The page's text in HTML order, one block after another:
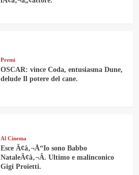
Premi
OSCAR: vince Coda, entusiasma Dune,
delude Il potere del cane.
Al Cinema
Esce Ã¢â‚¬Å“Io sono Babbo
NataleÃ¢â‚¬Â. Ultimo e malinconico
Gigi Proietti.